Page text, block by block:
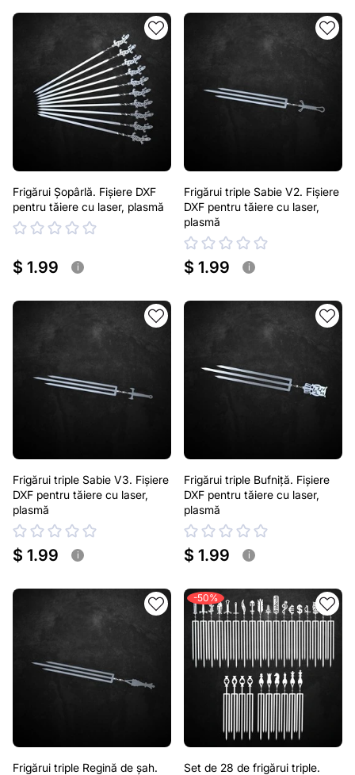
Frigărui Șopârlă. Fișiere DXF
pentru tăiere cu laser, plasmă
$ 1.99 i
Frigărui triple Sabie V2. Fișiere
DXF pentru tăiere cu laser,
plasmă
$ 1.99 i
Frigărui triple Sabie V3. Fișiere
DXF pentru tăiere cu laser,
plasmă
$ 1.99 i
Frigărui triple Bufniță. Fișiere
DXF pentru tăiere cu laser,
plasmă
$ 1.99 i
Frigărui triple Regină de șah.
-50%
Set de 28 de frigărui triple.